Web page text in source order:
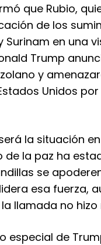
que Rubio,
de los
Surinam en una
Trump
y
Unidos
la situación
la paz ha
se
esa fuerza,
llamada no hizo
especial de